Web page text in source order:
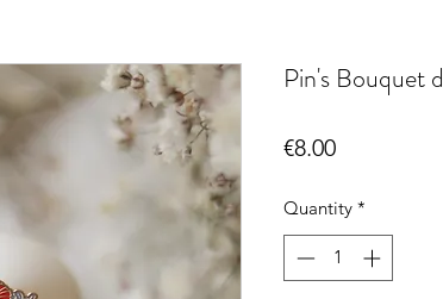
Pin's Bouquet
€8.00Price
Quantity *